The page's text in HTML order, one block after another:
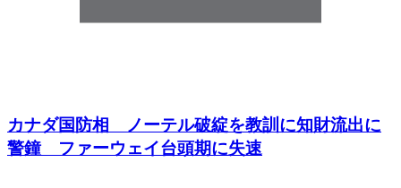
カナダ国防相 ノーテル破綻を教訓に知財流出に
警鐘 ファーウェイ台頭期に失速